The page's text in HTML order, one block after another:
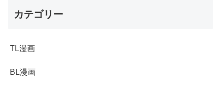
カテゴリー
TL漫画
BL漫画